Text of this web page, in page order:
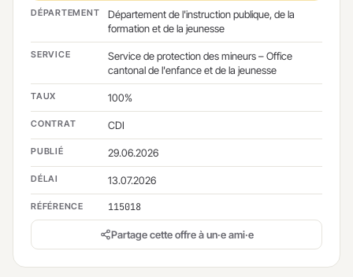
DÉPARTEMENT
Département de l'instruction publique, de la
formation et de la jeunesse
SERVICE
Service de protection des mineurs – Office
cantonal de l'enfance et de la jeunesse
TAUX 100%
CONTRAT CDI
PUBLIÉ 29.06.2026
DÉLAI 13.07.2026
RÉFÉRENCE 115018
Partage cette offre à un·e ami·e